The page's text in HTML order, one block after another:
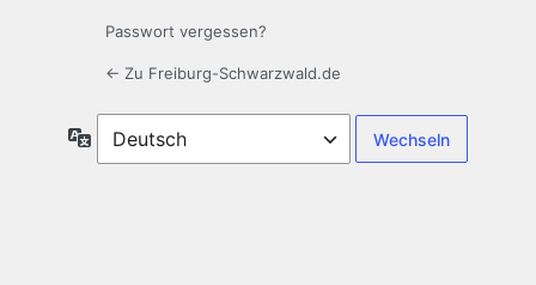
Passwort vergessen?
← Zu Freiburg-Schwarzwald.de
Sprache